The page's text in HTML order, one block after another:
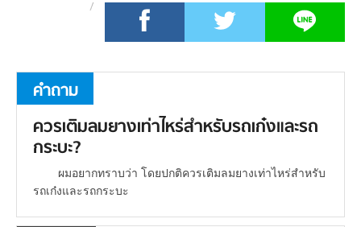
คำถาม
ควรเติมลมยางเท่าไหร่สำหรับรถเก๋งและรถ
กระบะ?
ผมอยากทราบว่า โดยปกติควรเติมลมยางเท่าไหร่สำหรับ
รถเก๋งและรถกระบะ